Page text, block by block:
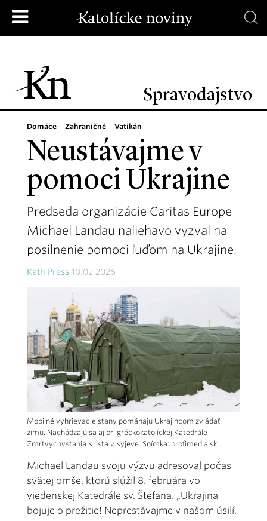
Spravodajstvo
Domáce Zahraničné Vatikán
Neustávajme v
pomoci Ukrajine
Predseda organizácie Caritas Europe
Michael Landau naliehavo vyzval na
posilnenie pomoci ľuďom na Ukrajine.
Kath Press 10.02.2026
Mobilné vyhrievacie stany pomáhajú Ukrajincom zvládať
zimu. Nachádzajú sa aj pri gréckokatolíckej Katedrále
Zmŕtvychvstania Krista v Kyjeve. Snímka: profimedia.sk
Michael Landau svoju výzvu adresoval počas
svätej omše, ktorú slúžil 8. februára vo
viedenskej Katedrále sv. Štefana. „Ukrajina
bojuje o prežitie! Neprestávajme v našom úsilí.